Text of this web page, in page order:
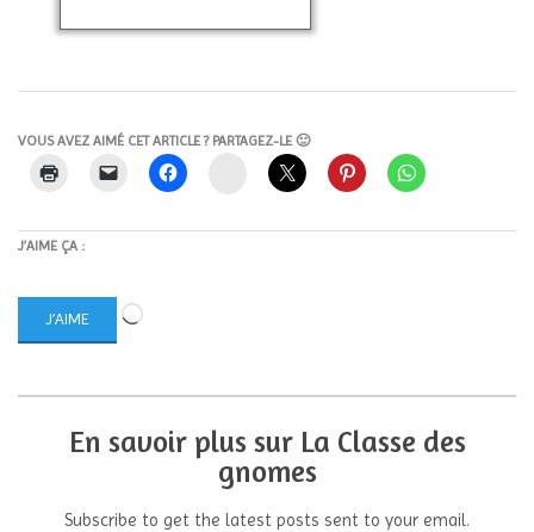
VOUS AVEZ AIMÉ CET ARTICLE ? PARTAGEZ-LE 🙂
Instagram
J’AIME ÇA :
J’AIME
En savoir plus sur La Classe des
gnomes
Subscribe to get the latest posts sent to your email.